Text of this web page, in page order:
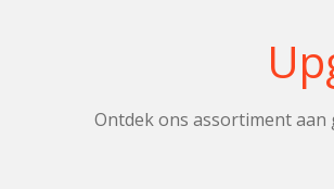
Ontdek ons assortiment